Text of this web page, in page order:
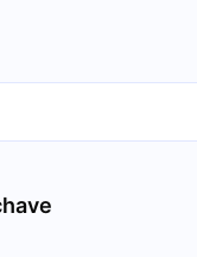
Michael tem muito